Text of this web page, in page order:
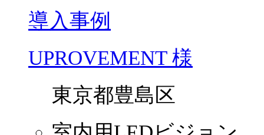
導入事例
UPROVEMENT 様
東京都豊島区